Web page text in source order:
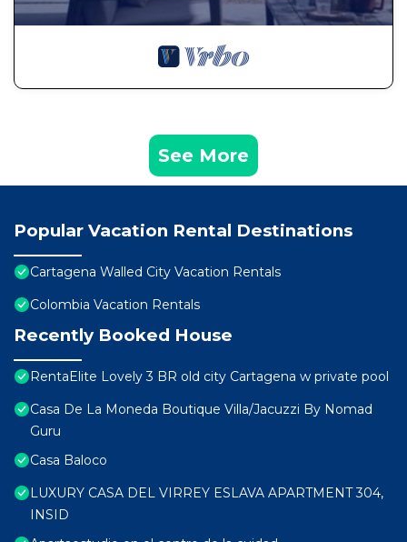
See More
Popular Vacation Rental Destinations
Cartagena Walled City Vacation Rentals
Colombia Vacation Rentals
Recently Booked House
RentaElite Lovely 3 BR old city Cartagena w private pool
Casa De La Moneda Boutique Villa/Jacuzzi By Nomad
Guru
Casa Baloco
LUXURY CASA DEL VIRREY ESLAVA APARTMENT 304,
INSID